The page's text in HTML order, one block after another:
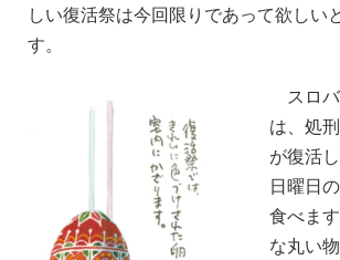
しい復活祭は今回限りであって欲しい
す。
スロ
は、処
が復活
日曜日
食べま
な丸い